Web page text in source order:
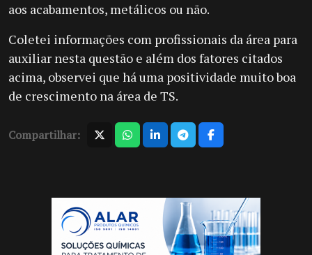
aos acabamentos, metálicos ou não.
Coletei informações com profissionais da área para
auxiliar nesta questão e além dos fatores citados
acima, observei que há uma positividade muito boa
de crescimento na área de TS.
Compartilhar: